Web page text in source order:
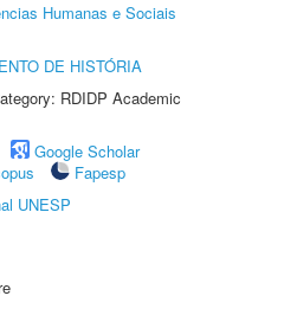
Humanas e Sociais
DE HISTÓRIA
RDIDP Academic
Google Scholar
Fapesp
UNESP